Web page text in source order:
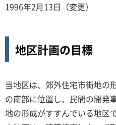
1996年2月13日（変更）
地区計画の目標
当地区は、郊外住宅市街地の
の南部に位置し、民間の開発
地の形成がすすんでいる地区